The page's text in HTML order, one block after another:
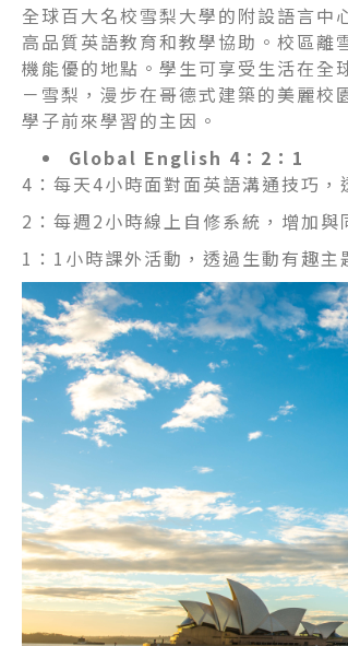
全球百大名校雪梨大學的附設語言中
高品質英語教育和教學協助。校區
機能優的地點。學生可享受生活在全
－雪梨，漫步在哥德式建築的美麗
學子前來學習的主因。
Global English 4 ： 2 ： 1
4：每天4小時面對面英語溝通技巧，
2：每週2小時線上自修系統，增加
1：1小時課外活動，透過生動有趣主